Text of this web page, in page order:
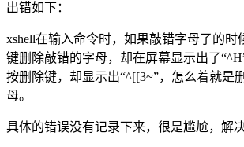
出错如下：
xshell在输入命令时，如果敲错字母了的时
键删除敲错的字母，却在屏幕显示出了
按删除键，却显示出“^[[3~”，怎么着就是
母。
具体的错误没有记录下来，很是尴尬，解